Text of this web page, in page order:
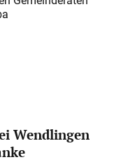
Wendlingen